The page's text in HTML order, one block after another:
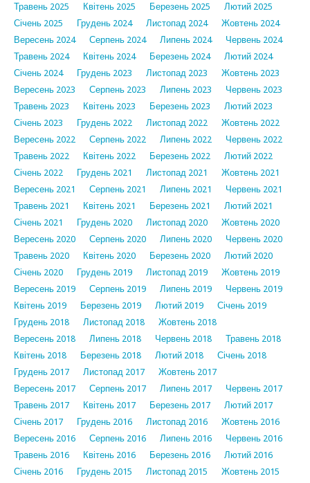
Травень 2025
Квітень 2025 Березень 2025
Лютий 2025
Січень 2025
Грудень 2024 Листопад 2024
Жовтень 2024
Вересень 2024
Серпень 2024 Липень 2024
Червень 2024
Травень 2024
Квітень 2024 Березень 2024
Лютий 2024
Січень 2024
Грудень 2023 Листопад 2023
Жовтень 2023
Вересень 2023
Серпень 2023 Липень 2023
Червень 2023
Травень 2023
Квітень 2023 Березень 2023
Лютий 2023
Січень 2023
Грудень 2022 Листопад 2022
Жовтень 2022
Вересень 2022
Серпень 2022 Липень 2022
Червень 2022
Травень 2022
Квітень 2022 Березень 2022
Лютий 2022
Січень 2022
Грудень 2021 Листопад 2021
Жовтень 2021
Вересень 2021
Серпень 2021 Липень 2021
Червень 2021
Травень 2021
Квітень 2021 Березень 2021
Лютий 2021
Січень 2021
Грудень 2020 Листопад 2020
Жовтень 2020
Вересень 2020
Серпень 2020 Липень 2020
Червень 2020
Травень 2020
Квітень 2020 Березень 2020
Лютий 2020
Січень 2020
Грудень 2019 Листопад 2019
Жовтень 2019
Вересень 2019
Серпень 2019 Липень 2019
Червень 2019
Квітень 2019
Березень 2019 Лютий 2019
Січень 2019
Грудень 2018
Листопад 2018
Жовтень 2018
Вересень 2018
Липень 2018 Червень 2018
Травень 2018
Квітень 2018
Березень 2018 Лютий 2018
Січень 2018
Грудень 2017
Листопад 2017
Жовтень 2017
Вересень 2017
Серпень 2017 Липень 2017
Червень 2017
Травень 2017
Квітень 2017 Березень 2017
Лютий 2017
Січень 2017
Грудень 2016 Листопад 2016
Жовтень 2016
Вересень 2016
Серпень 2016 Липень 2016
Червень 2016
Травень 2016
Квітень 2016 Березень 2016
Лютий 2016
Січень 2016
Грудень 2015 Листопад 2015
Жовтень 2015